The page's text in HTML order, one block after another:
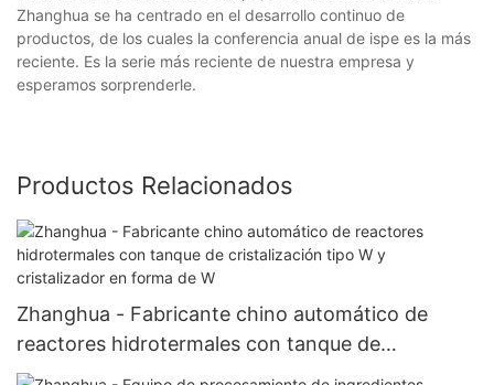
Zhanghua se ha centrado en el desarrollo continuo de
productos, de los cuales la conferencia anual de ispe es la más
reciente. Es la serie más reciente de nuestra empresa y
esperamos sorprenderle.
Productos Relacionados
Zhanghua - Fabricante chino automático de
reactores hidrotermales con tanque de
cristalización tipo W y cristalizador en forma de